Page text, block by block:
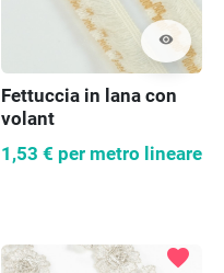
visibility
Fettuccia in lana con
volant
1,53 € per metro lineare
favorite